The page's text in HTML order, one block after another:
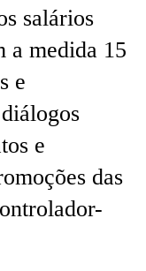
salários
a medida 15
e
e
das